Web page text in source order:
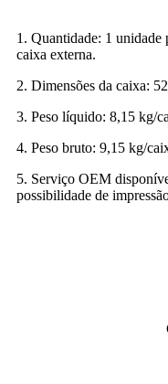
1. Quantidade: 1 unidade
caixa externa.
2. Dimensões da caixa:
3. Peso líquido: 8,15 kg/
4. Peso bruto: 9,15 kg/
5. Serviço OEM
possibilidade de